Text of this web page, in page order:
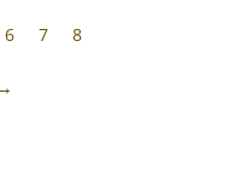
6 7 8